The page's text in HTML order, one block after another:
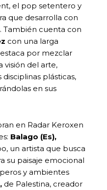
el pop setentero y
que desarrolla con
También cuenta con
con una larga
por mezclar
visión del arte,
plásticas,
en sus
en Radar Keroxen
Balago (Es),
un artista que busca
su paisaje emocional
y ambientes
de Palestina, creador